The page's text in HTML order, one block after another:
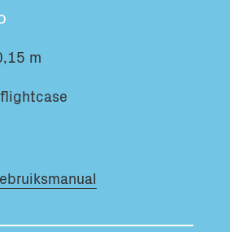
m